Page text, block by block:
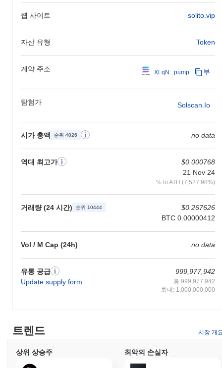
웹 사이트 solito.vip
자산 유형 Token
계약 주소 XLqN...pump 부
탐험가 Solscan.io
시가 총액 순위 4026 no data
역대 최고가
$0.000768
21 Nov 24
% to ATH (7,527.98%)
거래량 (24 시간) 순위 10444
$0.267626
BTC 0.00000412
Vol / M Cap (24h) no data
유통 공급
Update supply form
999,977,942
총:999,977,942
최대: 1,000,000,000
장합니다. 생태계는 분산 애플리케이션 구축을 간소화하는 SDK를
포함한 강력한 개발자 도구로 더욱 풍부해집니다. SOLITO는 또한
블록체인 분야의 주요 플레이어들과 전략적 파트너십을 구축하여
생태계를 강화하고 사용자에게 다양한 서비스와 애플리케이션에
협력적 파트너십의 조합은 SOLITO를 진화하는 블록체인 환경에
SOLITO로 무엇을 할 수 있나요?
플리케이션(dApps)과 상호작용하고 가치를 전송할 수 있도록 합니
크를 보호하는 데 도움을 주고 보상을 받을 수 있는 가능성을 제공
합니다. 또한, SOLITO는 거버넌스 기능을 제공하여 보유자가 프로
젝트의 개발 및 방향에 영향을 미치는 제안에 대한 투표에 참여할
수 있도록 합니다. 개발자에게 SOLITO는 dApps를 구축하고 기존
서비스와 통합하는 데 필요한 필수 도구를 제공합니다. 생태계는
다양한 지갑과 브리지를 지원하여 SOLITO를 다양한 플랫폼에서
거래 및 상호작용하는 데 용이하게 합니다. 또한, 사용자는
요?
SOLITO는 2023년 9월에 발표된 최근 업그레이드를 통해 여전히
활성화되어 있으며, 이는 거래 속도와 보안 기능을 향상시켰습니
하고 있으며, 지속적인 거래량은 시장의 관심을 나타냅니다. 또한,
활발한 거버넌스 제안이 논의되고 있어 커뮤니티 참여와 의사결정
관리 분야에서 블록체인 생태계 내에서의 지속적인 관련성을 지원
합니다.
트렌드 시장 개
상위 상승주 최악의 손실자